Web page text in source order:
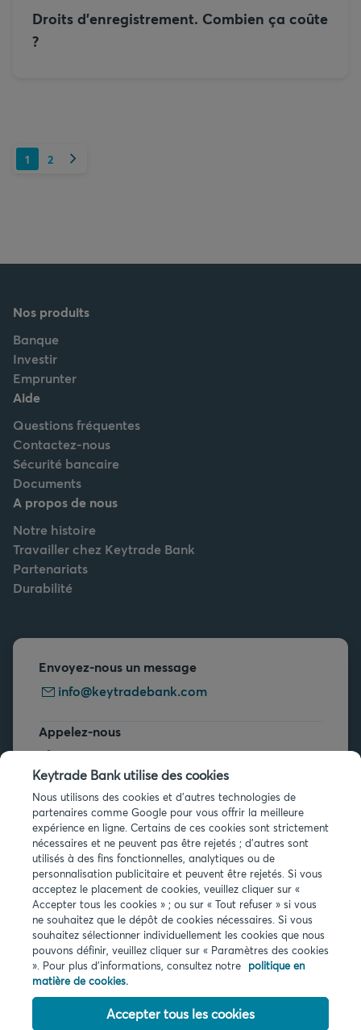
Droits d’enregistrement. Combien ça coûte
?
1 2 Suivant
Nos produits
Banque
Investir
Emprunter
Aide
Questions fréquentes
Contactez-nous
Sécurité bancaire
Documents
A propos de nous
Notre histoire
Travailler chez Keytrade Bank
Partenariats
Durabilité
Envoyez-nous un message
info@keytradebank.com
Appelez-nous
+32 2 679 90 00
Vous avez des questions ?
Questions fréquentes
Infos légales
Privacy
Cookies
PSD2
Accessibilité
Keytrade Bank utilise des cookies
Nous utilisons des cookies et d'autres technologies de
partenaires comme Google pour vous offrir la meilleure
expérience en ligne. Certains de ces cookies sont strictement
nécessaires et ne peuvent pas être rejetés ; d'autres sont
utilisés à des fins fonctionnelles, analytiques ou de
personnalisation publicitaire et peuvent être rejetés. Si vous
acceptez le placement de cookies, veuillez cliquer sur «
Accepter tous les cookies » ; ou sur « Tout refuser » si vous
ne souhaitez que le dépôt de cookies nécessaires. Si vous
souhaitez sélectionner individuellement les cookies que nous
pouvons définir, veuillez cliquer sur « Paramètres des cookies
». Pour plus d'informations, consultez notre politique en
matière de cookies.
Accepter tous les cookies